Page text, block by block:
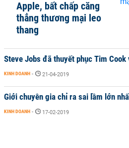
Apple, bất chấp căng
thẳng thương mại leo
thang
Steve Jobs đã thuyết phục Tim Cook
KINH DOANH - 21-04-2019
Giới chuyên gia chỉ ra sai lầm lớn
KINH DOANH - 17-02-2019